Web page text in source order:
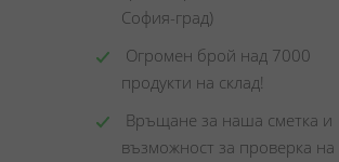
София-град)
Огромен брой над 7000
продукти на склад!
Връщане за наша сметка и
възможност за проверка на